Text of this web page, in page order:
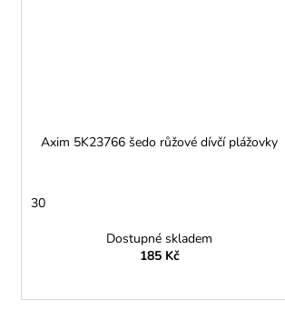
Axim 5K23766 šedo růžové dívčí plážovky
30
Dostupné skladem
185 Kč